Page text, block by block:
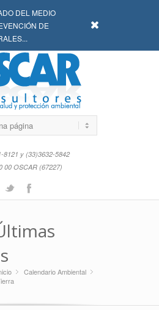
DEL MEDIO
DE
8121 y (33)3632-5842
00 OSCAR (67227)
Twitter
»
Calendario Ambiental